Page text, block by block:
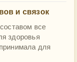
и связок
все
здоровья
для